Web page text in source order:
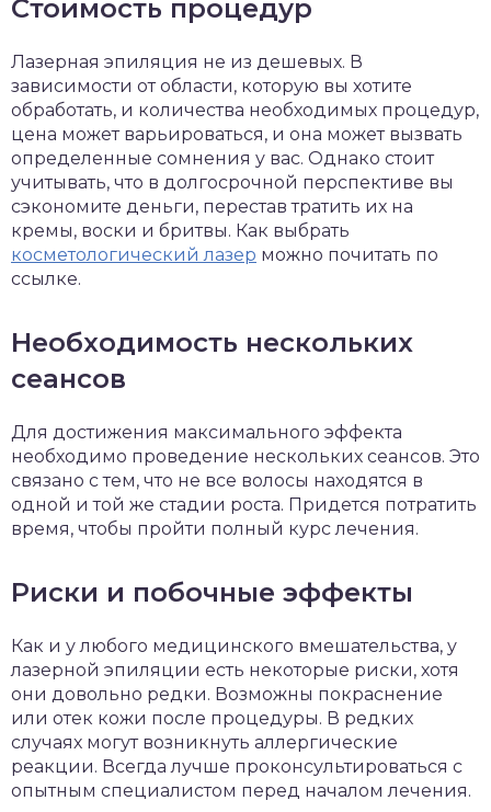
Стоимость процедур
Лазерная эпиляция не из дешевых. В
зависимости от области, которую вы хотите
обработать, и количества необходимых процедур,
цена может варьироваться, и она может вызвать
определенные сомнения у вас. Однако стоит
учитывать, что в долгосрочной перспективе вы
сэкономите деньги, перестав тратить их на
кремы, воски и бритвы. Как выбрать
косметологический лазер можно почитать по
ссылке.
Необходимость нескольких
сеансов
Для достижения максимального эффекта
необходимо проведение нескольких сеансов. Это
связано с тем, что не все волосы находятся в
одной и той же стадии роста. Придется потратить
время, чтобы пройти полный курс лечения.
Риски и побочные эффекты
Как и у любого медицинского вмешательства, у
лазерной эпиляции есть некоторые риски, хотя
они довольно редки. Возможны покраснение
или отек кожи после процедуры. В редких
случаях могут возникнуть аллергические
реакции. Всегда лучше проконсультироваться с
опытным специалистом перед началом лечения.